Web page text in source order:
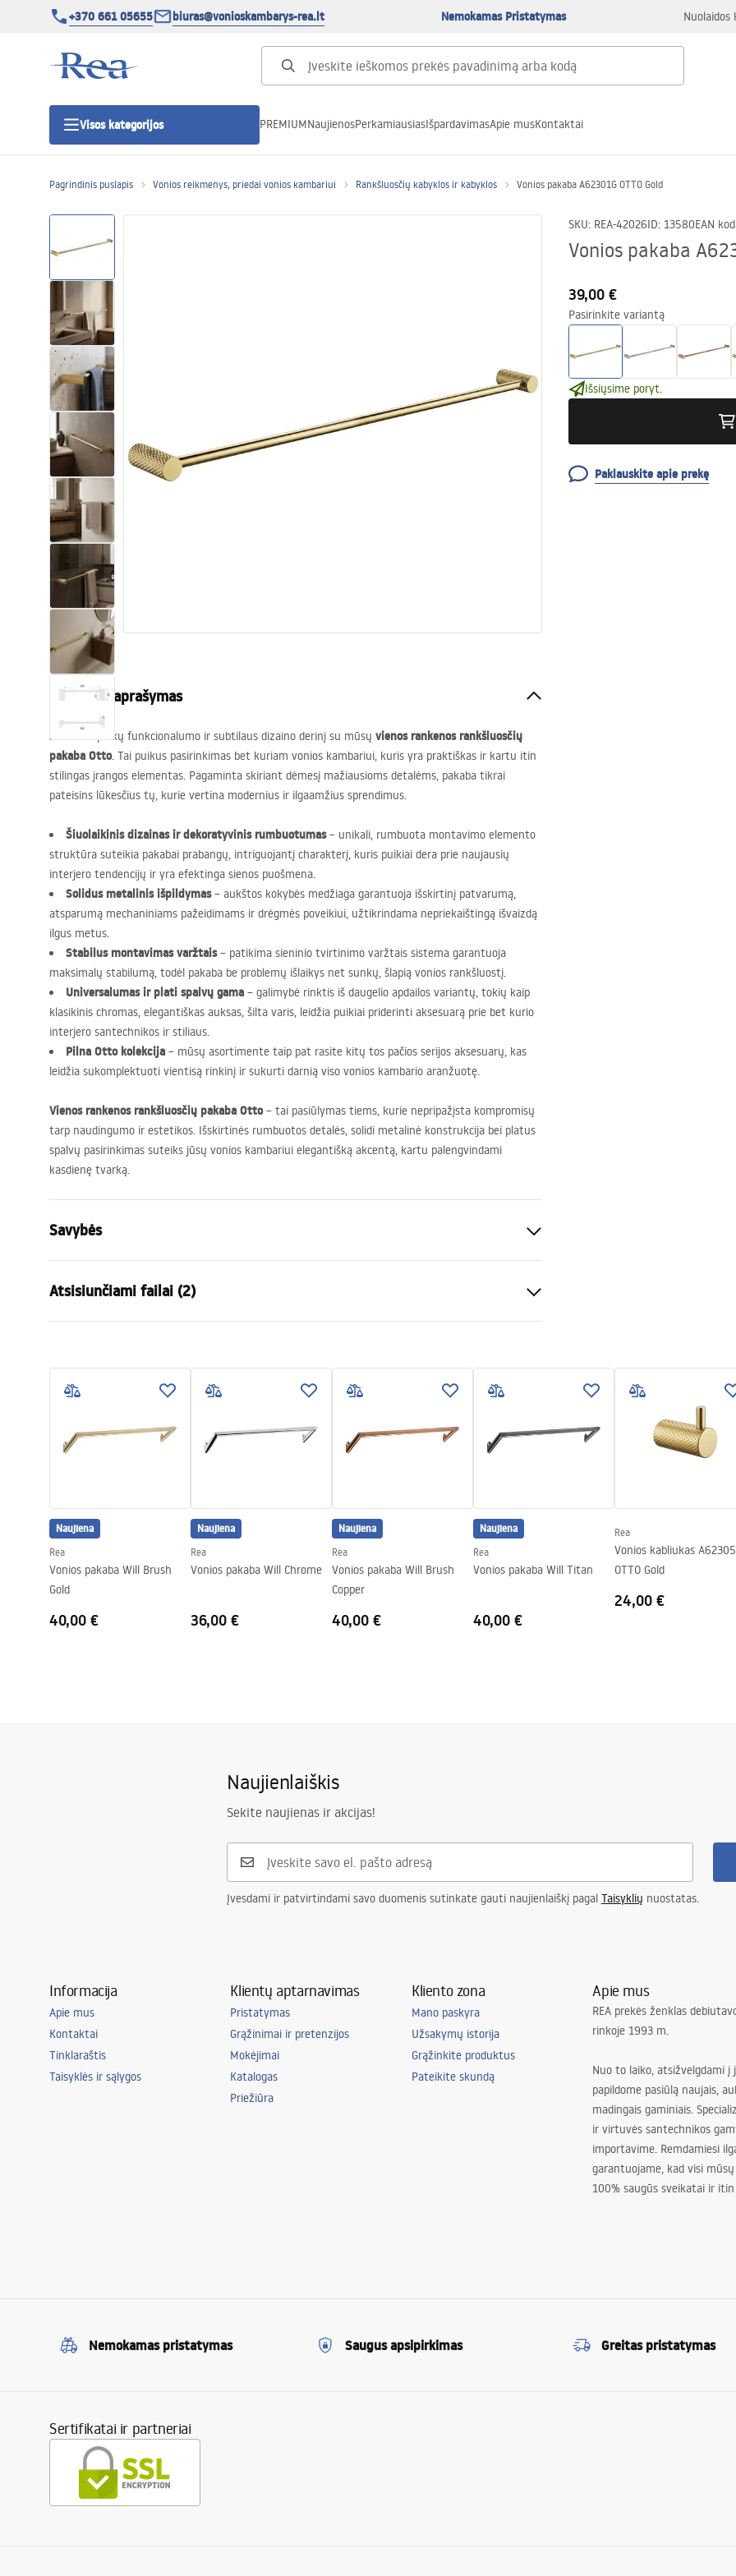
+370 661 05655 biuras@vonioskambarys-rea.lt Nemokamas Pristatymas Nuolaidos
Visos kategorijos
Dušo durys
Linijiniai dušo kanalai
Tualetai
Vonios ir ekranai
Vonios maišytuvai
Vonios dušai
Virtuvė
Vonios aksesuarai ir baldai
PREMIUMNaujienosPerkamiausiasIšpardavimasApie musKontaktai
Pagrindinis puslapis Vonios reikmenys, priedai vonios kambariui Rankšluosčių kabyklos ir kabyklos Vonios pakaba A62301G OTTO Gold
SKU: REA-42026ID: 13580EAN
Vonios pakaba
39,00 €
Pasirinkite variantą
Išsiųsime poryt.
Paklauskite apie prekę
Produkto aprašymas
Atraskite puikų funkcionalumo ir subtilaus dizaino derinį su mūsų vienos rankenos rankšluosčių
pakaba Otto. Tai puikus pasirinkimas bet kuriam vonios kambariui, kuris yra praktiškas ir kartu itin
stilingas įrangos elementas. Pagaminta skiriant dėmesį mažiausioms detalėms, pakaba tikrai
pateisins lūkesčius tų, kurie vertina modernius ir ilgaamžius sprendimus.
Šiuolaikinis dizainas ir dekoratyvinis rumbuotumas– unikali, rumbuota montavimo elemento
struktūra suteikia pakabai prabangų, intriguojantį charakterį, kuris puikiai dera prie naujausių
interjero tendencijų ir yra efektinga sienos puošmena.
Solidus metalinis išpildymas– aukštos kokybės medžiaga garantuoja išskirtinį patvarumą,
atsparumą mechaniniams pažeidimams ir drėgmės poveikiui, užtikrindama nepriekaištingą išvaizdą
ilgus metus.
Stabilus montavimas varžtais– patikima sieninio tvirtinimo varžtais sistema garantuoja
maksimalų stabilumą, todėl pakaba be problemų išlaikys net sunkų, šlapią vonios rankšluostį.
Universalumas ir plati spalvų gama – galimybė rinktis iš daugelio apdailos variantų, tokių kaip
klasikinis chromas, elegantiškas auksas, šilta varis, leidžia puikiai priderinti aksesuarą prie bet kurio
interjero santechnikos ir stiliaus.
Pilna Otto kolekcija – mūsų asortimente taip pat rasite kitų tos pačios serijos aksesuarų, kas
leidžia sukomplektuoti vientisą rinkinį ir sukurti darnią viso vonios kambario aranžuotę.
Vienos rankenos rankšluosčių pakaba Otto– tai pasiūlymas tiems, kurie nepripažįsta kompromisų
tarp naudingumo ir estetikos. Išskirtinės rumbuotos detalės, solidi metalinė konstrukcija bei platus
spalvų pasirinkimas suteiks jūsų vonios kambariui elegantišką akcentą, kartu palengvindami
kasdienę tvarką.
Savybės
Medžiaga
Montavimo būdas
Prisukamas
Serija
Otto
Garantija
24 mėnesių
Atsisiunčiami failai (2)
Warranty_Terms_and_Conditions_
Accessories_-_24.pdf
Safety_Information_Accessories.pd
Naujiena
Rea
Vonios pakaba Will Brush
Gold
40,00 €
Naujiena
Rea
Vonios pakaba Will Chrome
36,00 €
Naujiena
Rea
Vonios pakaba Will Brush
Copper
40,00 €
Naujiena
Rea
Vonios pakaba Will Titan
40,00 €
Rea
Vonios kabliukas
OTTO Gold
24,00 €
Naujienlaiškis
Sekite naujienas ir akcijas!
Įvesdami ir patvirtindami savo duomenis sutinkate gauti naujienlaiškį pagal Taisyklių nuostatas.
Informacija
Apie mus
Kontaktai
Tinklaraštis
Taisyklės ir sąlygos
Klientų aptarnavimas
Pristatymas
Grąžinimai ir pretenzijos
Mokėjimai
Katalogas
Priežiūra
Kliento zona
Mano paskyra
Užsakymų istorija
Grąžinkite produktus
Pateikite skundą
Apie mus
REA prekės ženklas
rinkoje 1993 m.
Nuo to laiko, atsižvelgdami į
papildome pasiūlą naujais,
madingais gaminiais.
ir virtuvės santechnikos
importavime. Remdamiesi
garantuojame, kad visi
100% saugūs sveikatai ir
Nemokamas pristatymas Saugus apsipirkimas Greitas pristatymas
Sertifikatai ir partneriai